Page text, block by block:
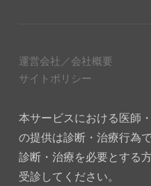
運営会社／会社概要
サイトポリシー
本サービスにおける医師
の提供は診断・治療行為
診断・治療を必要とする
受診してください。